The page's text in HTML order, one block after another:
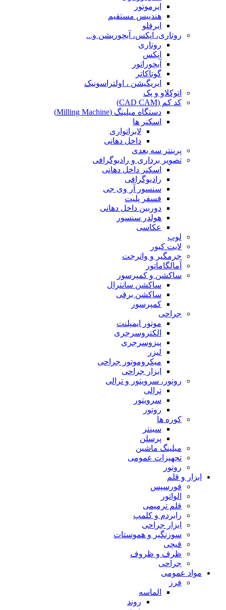
ایرموتور
هندپیس مستقیم
ایرفلو
روتاری، اپکس، آبچوریشن و...
روتاری
اپکس
آبچوراتور
گوتاکاتر
ایریگیشن ، اولتراسونیک
اتوکلاو و پک
کد کم (CAD CAM)
دستگاه میلینگ (Milling Machine)
اسکنر ها
لابراتواری
داخل دهانی
پرینتر سه بعدی
تصویر برداری و رادیوگرافی
اسکنر داخل دهانی
رادیوگرافی
سنسور آر وی جی
فسفر پلیت
دوربین داخل دهانی
هولدر سنسور
عکاسی
لوپ
لایت کیور
جرمگیر و واترجت
آمالگاماتور
ساکشن و کمپرسور
ساکشن سانترال
ساکشن برقی
کمپرسور
جراحی
موتور ایمپلنت
الکتروسرجری
پیزوسرجری
لیزر
میکروموتور جراحی
ابزار جراحی
روتور، سرویتور و ترالی
ترالی
سرویتور
روتور
کوره ها
سینتر
پرسلن
میلینگ ماشین
تجهیزات عمومی
روتور
ابزار و قلم
فورسپس
الواتور
قلم ترمیمی
رابردم و کلمپ
ابزار جراحی
سوزنگیر و هموستات
قیچی
ظرف و ظروف
جراحی
مواد عمومی
فرز
الماسه
روند